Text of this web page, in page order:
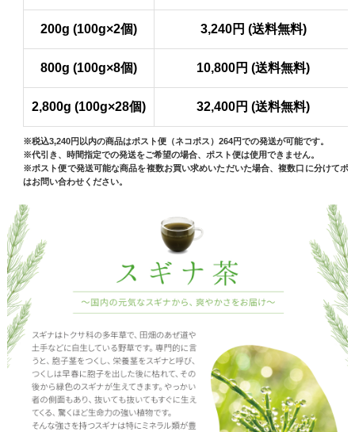
200g (100g×2個) 3,240円 (送料無料)
800g (100g×8個) 10,800円 (送料無料)
2,800g (100g×28個) 32,400円 (送料無料)
※税込3,240円以内の商品はポスト便（ネコポス）264円での発送が可能です。
※代引き、時間指定での発送をご希望の場合、ポスト便は使用できません。
※ポスト便で発送可能な商品を複数お買い求めいただいた場合、複数口に分けてポ
はお問い合わせください。